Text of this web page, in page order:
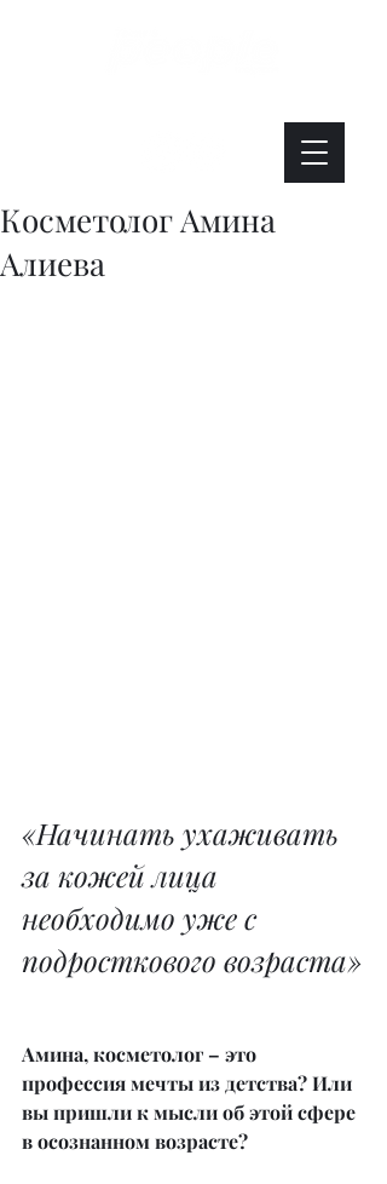
Косметолог Амина
Алиева
«Начинать ухаживать
за кожей лица
необходимо уже с
подросткового возраста»
Амина, косметолог – это
профессия мечты из детства? Или
вы пришли к мысли об этой сфере
в осознанном возрасте?